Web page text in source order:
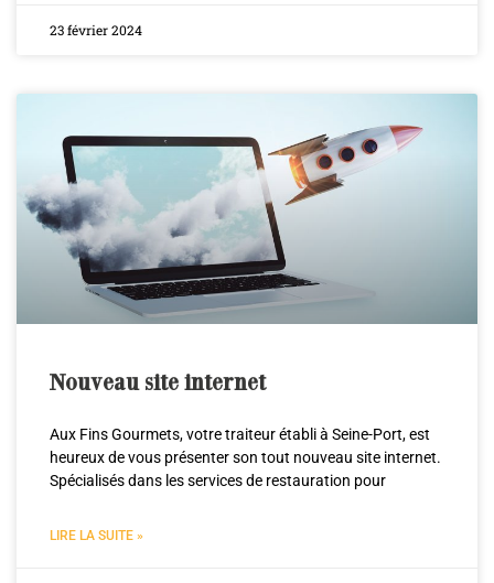
23 février 2024
Nouveau site internet
Aux Fins Gourmets, votre traiteur établi à Seine-Port, est
heureux de vous présenter son tout nouveau site internet.
Spécialisés dans les services de restauration pour
LIRE LA SUITE »